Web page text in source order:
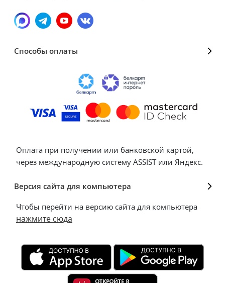
Способы оплаты
Оплата при получении или банковской картой,
через международную систему ASSIST или Яндекс.
Версия сайта для компьютера
Чтобы перейти на версию сайта для компьютера
нажмите сюда